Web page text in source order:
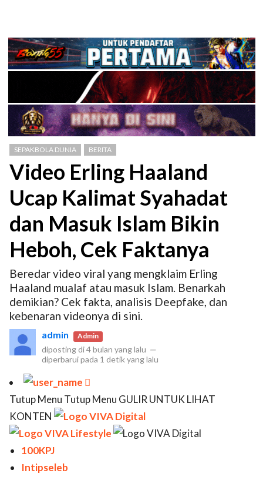
SEPAKBOLA DUNIA BERITA
Video Erling Haaland
Ucap Kalimat Syahadat
dan Masuk Islam Bikin
Heboh, Cek Faktanya
Beredar video viral yang mengklaim Erling
Haaland mualaf atau masuk Islam. Benarkah
demikian? Cek fakta, analisis Deepfake, dan
kebenaran videonya di sini.
admin Admin
diposting di4 bulan yang lalu —
diperbarui pada 1 detik yang lalu

Tutup Menu Tutup Menu GULIR UNTUK LIHAT
KONTEN
100KPJ
Intipseleb